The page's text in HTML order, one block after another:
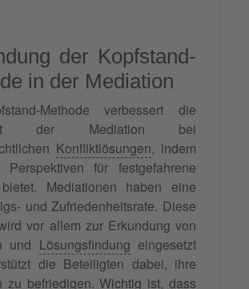
der Kopfstand-
in der Mediation
Methode verbessert die
der Mediation bei
Konfliktlösungen, indem
für festgefahrene
Mediationen haben eine
und Zufriedenheitsrate. Diese
vor allem zur Erkundung von
und Lösungsfindung eingesetzt
die Beteiligten dabei, ihre
zu befriedigen. Wichtig ist, dass